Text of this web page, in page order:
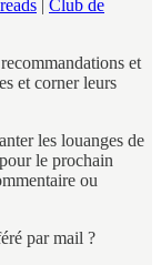
Club de
et
et corner leurs
les louanges de
le prochain
ou
par mail ?